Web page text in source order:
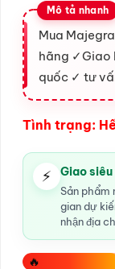
Mua
hãng ✓Giao
quốc ✓ tư
Tình trạng:
⚡ Giao
Sản phẩm
gian dự
nhận địa
🔥